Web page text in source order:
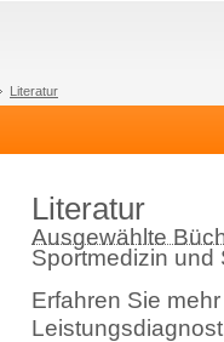
Literatur
Literatur
Ausgewählte
Sportmedizin und
Erfahren Sie